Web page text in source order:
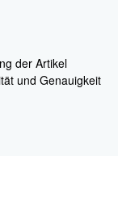
der Artikel
und Genauigkeit